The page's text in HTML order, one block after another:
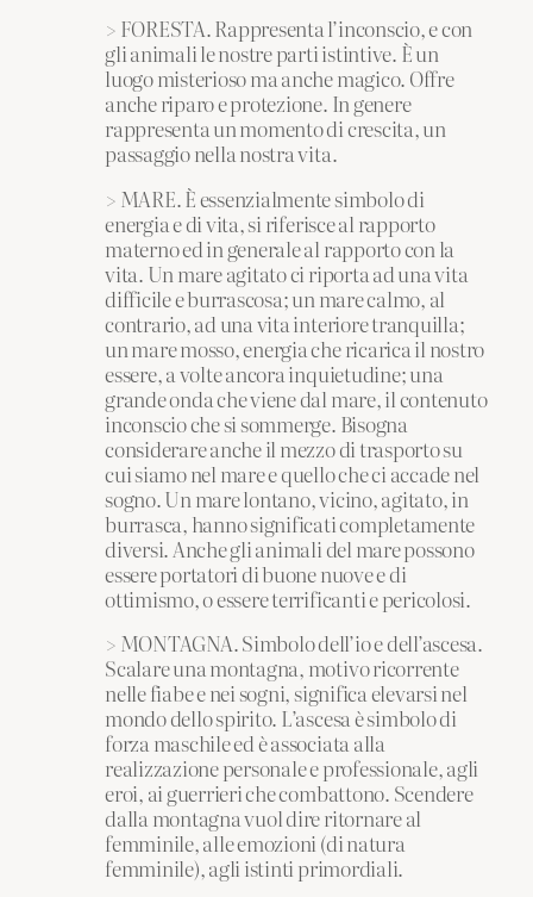
> FORESTA. Rappresenta l’inconscio, e con
gli animali le nostre parti istintive. È un
luogo misterioso ma anche magico. Offre
anche riparo e protezione. In genere
rappresenta un momento di crescita, un
passaggio nella nostra vita.
> MARE. È essenzialmente simbolo di
energia e di vita, si riferisce al rapporto
materno ed in generale al rapporto con la
vita. Un mare agitato ci riporta ad una vita
difficile e burrascosa; un mare calmo, al
contrario, ad una vita interiore tranquilla;
un mare mosso, energia che ricarica il nostro
essere, a volte ancora inquietudine; una
grande onda che viene dal mare, il contenuto
inconscio che si sommerge. Bisogna
considerare anche il mezzo di trasporto su
cui siamo nel mare e quello che ci accade nel
sogno. Un mare lontano, vicino, agitato, in
burrasca, hanno significati completamente
diversi. Anche gli animali del mare possono
essere portatori di buone nuove e di
ottimismo, o essere terrificanti e pericolosi.
> MONTAGNA. Simbolo dell’io e dell’ascesa.
Scalare una montagna, motivo ricorrente
nelle fiabe e nei sogni, significa elevarsi nel
mondo dello spirito. L’ascesa è simbolo di
forza maschile ed è associata alla
realizzazione personale e professionale, agli
eroi, ai guerrieri che combattono. Scendere
dalla montagna vuol dire ritornare al
femminile, alle emozioni (di natura
femminile), agli istinti primordiali.